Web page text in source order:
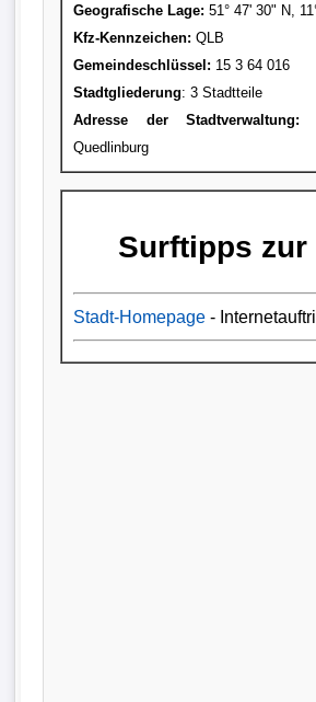
Geografische Lage: 51° 47' 30" N,
Kfz-Kennzeichen: QLB
Gemeindeschlüssel: 15 3 64 016
Stadtgliederung: 3 Stadtteile
Adresse der Stadtverwaltung:
Quedlinburg
Surftipps zur
Stadt-Homepage-